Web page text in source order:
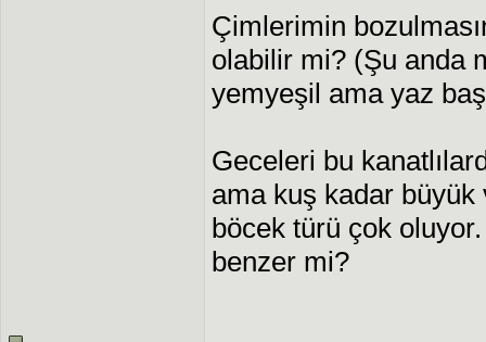
Çimlerimin
olabilir mi? (Şu anda
yemyeşil ama yaz
Geceleri bu
ama kuş kadar büyük
böcek türü çok
benzer mi?